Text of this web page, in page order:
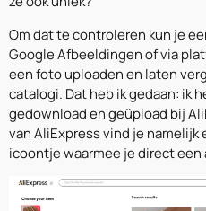
Om dat te controleren kun je
Google Afbeeldingen of via
een foto uploaden en laten
catalogi. Dat heb ik gedaan: ik
gedownload en geüpload bij
van AliExpress vind je
icoontje waarmee je direct